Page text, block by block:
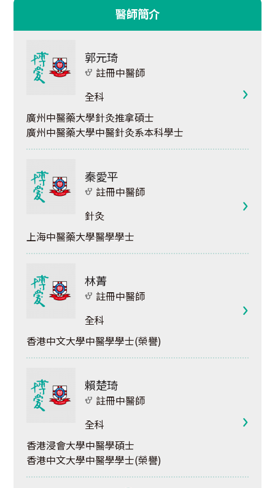
醫師簡介
郭元琦
註冊中醫師
全科
廣州中醫藥大學針灸推拿碩士
廣州中醫藥大學中醫針灸系本科學士
秦愛平
註冊中醫師
針灸
上海中醫藥大學醫學學士
林菁
註冊中醫師
全科
香港中文大學中醫學學士(榮譽)
賴楚琦
註冊中醫師
全科
香港浸會大學中醫學碩士
香港中文大學中醫學學士(榮譽)